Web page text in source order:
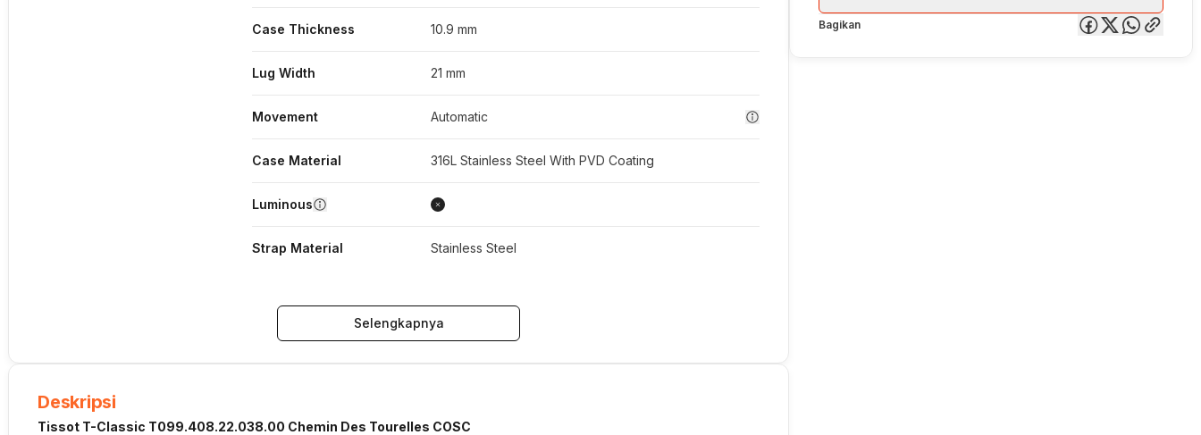
Case Thickness 10.9 mm
Lug Width 21 mm
Movement Automatic
Case Material 316L Stainless Steel With PVD Coating
Luminous
Strap Material Stainless Steel
Selengkapnya
Deskripsi
Tissot T-Classic T099.408.22.038.00 Chemin Des Tourelles COSC
Bagikan